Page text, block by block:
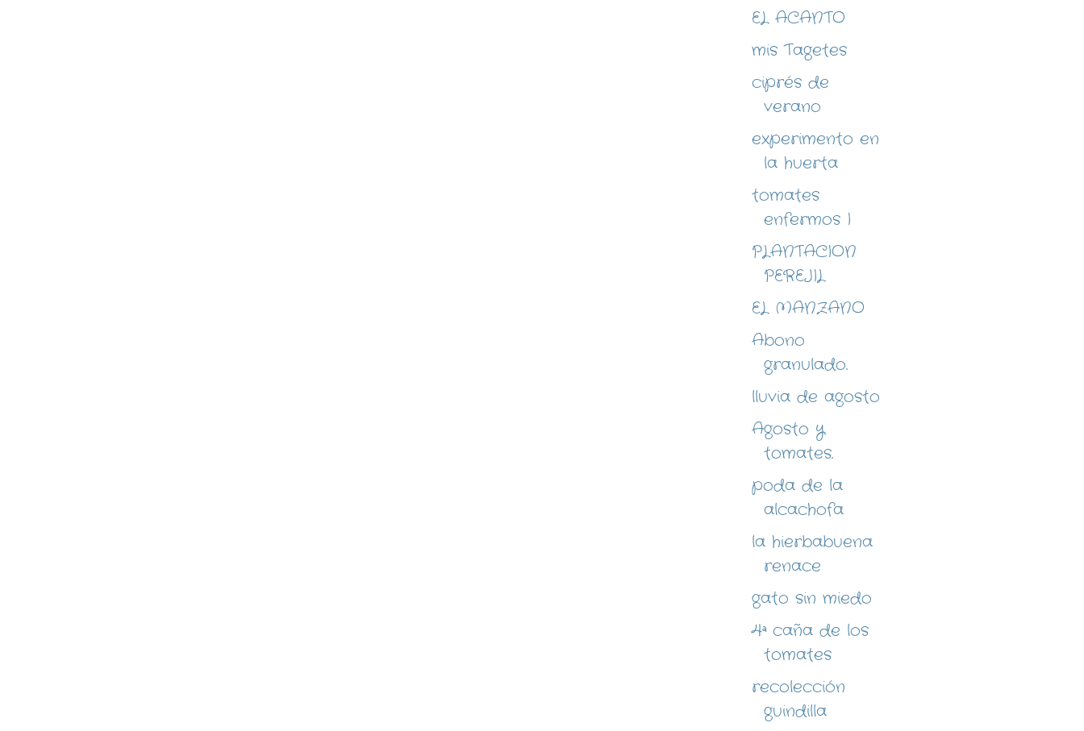
EL ACANTO
mis Tagetes
ciprés de
verano
experimento en
la huerta
tomates
enfermos I
PLANTACION
PEREJIL
EL MANZANO
Abono
granulado.
lluvia de agosto
Agosto y
tomates.
poda de la
alcachofa
la hierbabuena
renace
gato sin miedo
4ª caña de los
tomates
recolección
guindilla